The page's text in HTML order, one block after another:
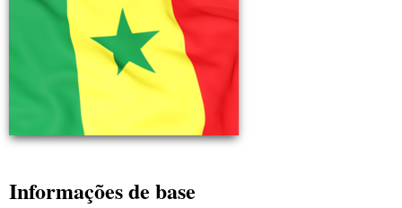
Informações de base